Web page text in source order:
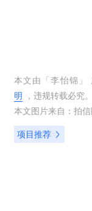
本文由「 李怡锦
明 ，违规转载必究。
本文图片来自： 拍
项目推荐